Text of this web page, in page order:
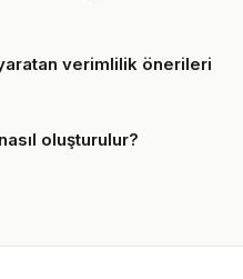
verimlilik önerileri
oluşturulur?